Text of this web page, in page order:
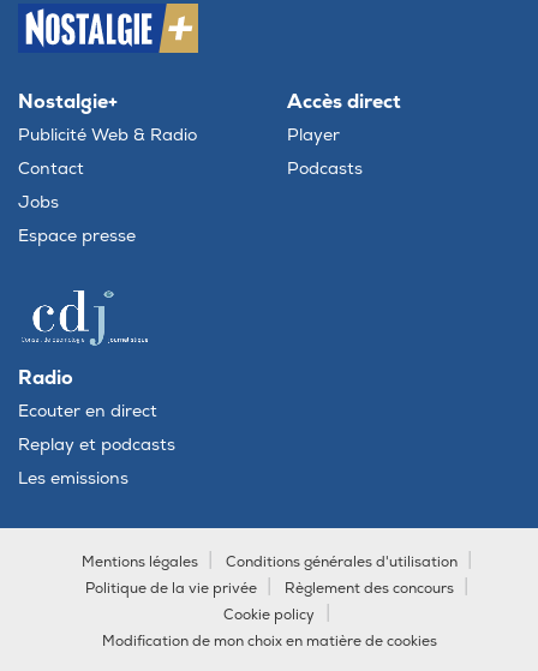
Nostalgie+
Publicité Web & Radio
Contact
Jobs
Espace presse
Accès direct
Player
Podcasts
Radio
Ecouter en direct
Replay et podcasts
Les emissions
Mentions légales
Conditions générales d'utilisation
Politique de la vie privée
Règlement des concours
Cookie policy
Modification de mon choix en matière de cookies